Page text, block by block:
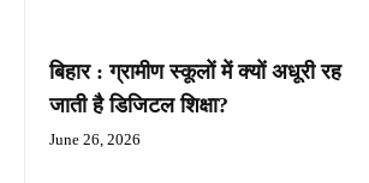
बिहार : ग्रामीण स्कूलों में क्यों अधूरी रह
जाती है डिजिटल शिक्षा?
June 26, 2026